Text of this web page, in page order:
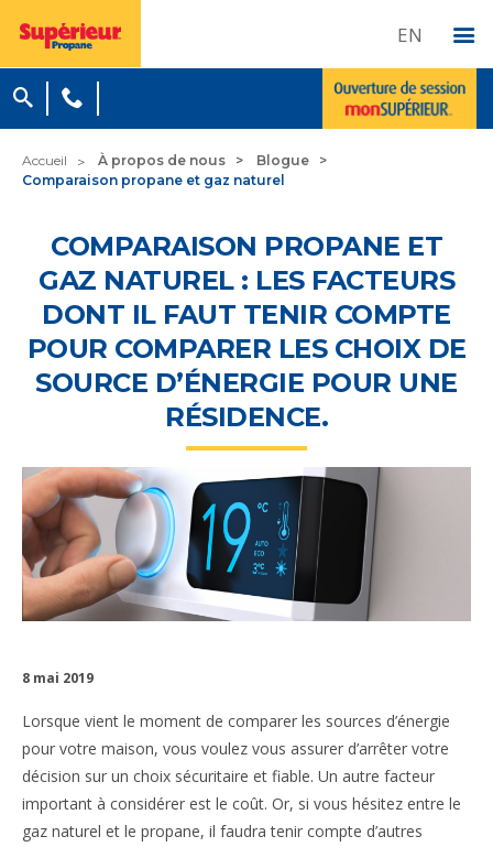
EN
Accueil À propos de nous
Blogue
Comparaison propane et gaz naturel
COMPARAISON PROPANE ET
GAZ NATUREL : LES FACTEURS
DONT IL FAUT TENIR COMPTE
POUR COMPARER LES CHOIX DE
SOURCE D’ÉNERGIE POUR UNE
RÉSIDENCE.
8 mai 2019
Lorsque vient le moment de comparer les sources d’énergie
pour votre maison, vous voulez vous assurer d’arrêter votre
décision sur un choix sécuritaire et fiable. Un autre facteur
important à considérer est le coût. Or, si vous hésitez entre le
gaz naturel et le propane, il faudra tenir compte d’autres